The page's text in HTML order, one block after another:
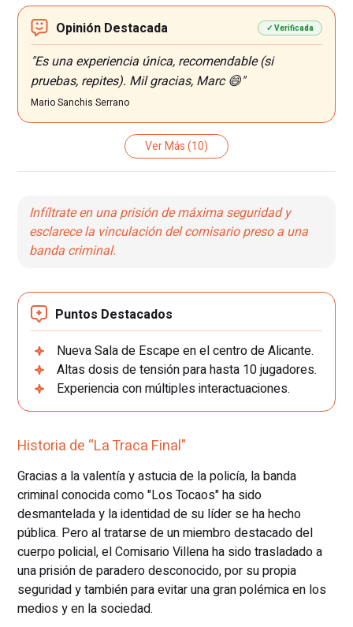
Opinión Destacada ✓ Verificada
"Es una experiencia única, recomendable (si
pruebas, repites). Mil gracias, Marc 😄"
Mario Sanchis Serrano
Ver Más(10)
Infíltrate en una prisión de máxima seguridad y
esclarece la vinculación del comisario preso a una
banda criminal.
Puntos Destacados
Nueva Sala de Escape en el centro de Alicante.
Altas dosis de tensión para hasta 10 jugadores.
Experiencia con múltiples interactuaciones.
Historia de “La Traca Final"
Gracias a la valentía y astucia de la policía, la banda
criminal conocida como "Los Tocaos" ha sido
desmantelada y la identidad de su líder se ha hecho
pública. Pero al tratarse de un miembro destacado del
cuerpo policial, el Comisario Villena ha sido trasladado a
una prisión de paradero desconocido, por su propia
seguridad y también para evitar una gran polémica en los
medios y en la sociedad.